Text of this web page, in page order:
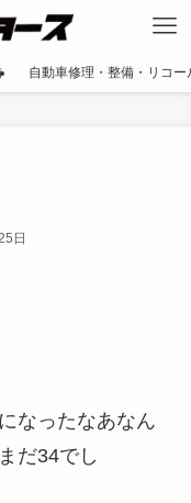
自動車修理・整備・リコー
日
なったなあなん
だ34でし